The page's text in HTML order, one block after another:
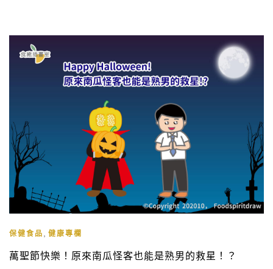
症候群」，造成後續難以控制的手麻、手痠、手痛情形。 什麼
是「腕隧道症候群」? 腕隧道症候群其實就是俗稱的「滑鼠手」
保健食品 健康專欄
萬聖節快樂！原來南瓜怪客也能是熟男的救星！？